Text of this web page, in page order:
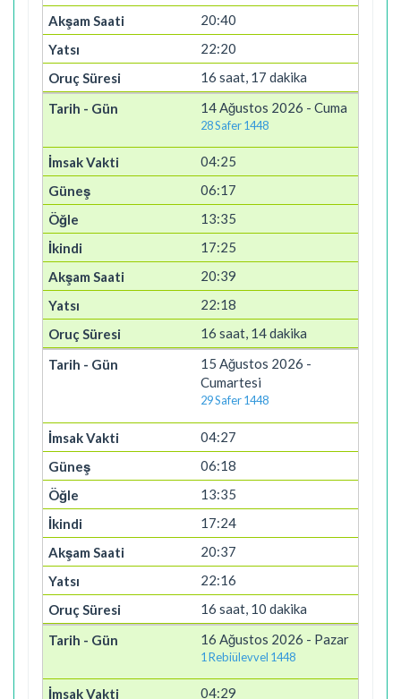
20:40
22:20
16 saat, 17 dakika
14 Ağustos 2026 - Cuma
28 Safer 1448
04:25
06:17
13:35
17:25
20:39
22:18
16 saat, 14 dakika
15 Ağustos 2026 -
Cumartesi
29 Safer 1448
04:27
06:18
13:35
17:24
20:37
22:16
16 saat, 10 dakika
16 Ağustos 2026 - Pazar
1 Rebiülevvel 1448
04:29